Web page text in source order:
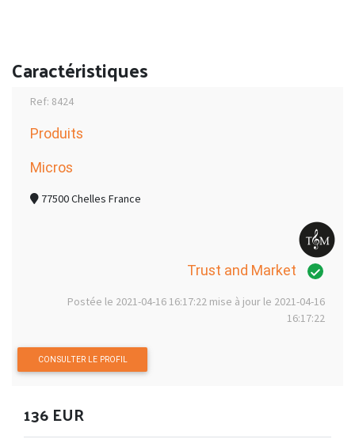
Caractéristiques
Ref: 8424
Produits
Micros
77500 Chelles France
Trust and Market
Postée le 2021-04-16 16:17:22 mise à jour le 2021-04-16
16:17:22
CONSULTER LE PROFIL
136 EUR